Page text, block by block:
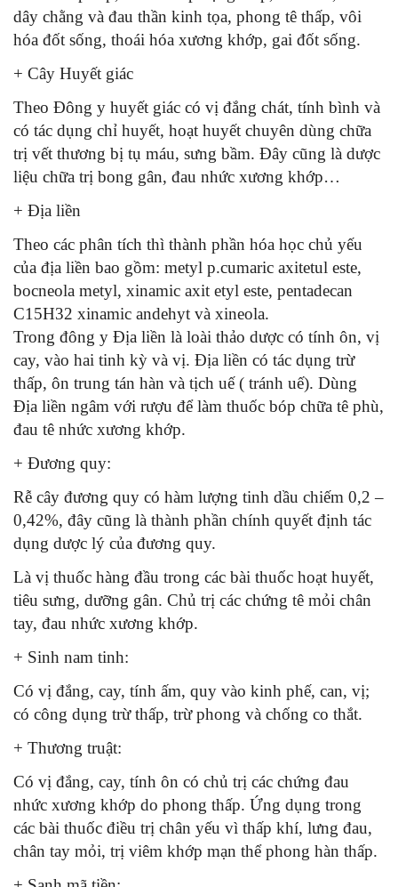
dây chằng và đau thần kinh tọa, phong tê thấp, vôi
hóa đốt sống, thoái hóa xương khớp, gai đốt sống.
+ Cây Huyết giác
Theo Đông y huyết giác có vị đắng chát, tính bình và
có tác dụng chỉ huyết, hoạt huyết chuyên dùng chữa
trị vết thương bị tụ máu, sưng bầm. Đây cũng là dược
liệu chữa trị bong gân, đau nhức xương khớp…
+ Địa liền
Theo các phân tích thì thành phần hóa học chủ yếu
của địa liền bao gồm: metyl p.cumaric axitetul este,
bocneola metyl, xinamic axit etyl este, pentadecan
C15H32 xinamic andehyt và xineola.
Trong đông y Địa liền là loài thảo dược có tính ôn, vị
cay, vào hai tinh kỳ và vị. Địa liền có tác dụng trừ
thấp, ôn trung tán hàn và tịch uế ( tránh uế). Dùng
Địa liền ngâm với rượu để làm thuốc bóp chữa tê phù,
đau tê nhức xương khớp.
+ Đương quy:
Rễ cây đương quy có hàm lượng tinh dầu chiếm 0,2 –
0,42%, đây cũng là thành phần chính quyết định tác
dụng dược lý của đương quy.
Là vị thuốc hàng đầu trong các bài thuốc hoạt huyết,
tiêu sưng, dưỡng gân. Chủ trị các chứng tê mỏi chân
tay, đau nhức xương khớp.
+ Sinh nam tinh:
Có vị đắng, cay, tính ấm, quy vào kinh phế, can, vị;
có công dụng trừ thấp, trừ phong và chống co thắt.
+ Thương truật:
Có vị đắng, cay, tính ôn có chủ trị các chứng đau
nhức xương khớp do phong thấp. Ứng dụng trong
các bài thuốc điều trị chân yếu vì thấp khí, lưng đau,
chân tay mỏi, trị viêm khớp mạn thể phong hàn thấp.